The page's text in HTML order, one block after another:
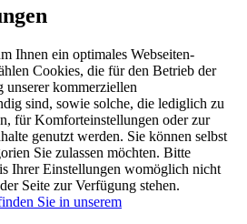
Ihnen ein optimales Webseiten-
Cookies, die für den Betrieb der
unserer kommerziellen
sind, sowie solche, die lediglich zu
für Komforteinstellungen oder zur
genutzt werden. Sie können selbst
Sie zulassen möchten. Bitte
Ihrer Einstellungen womöglich nicht
Seite zur Verfügung stehen.
Sie in unserem